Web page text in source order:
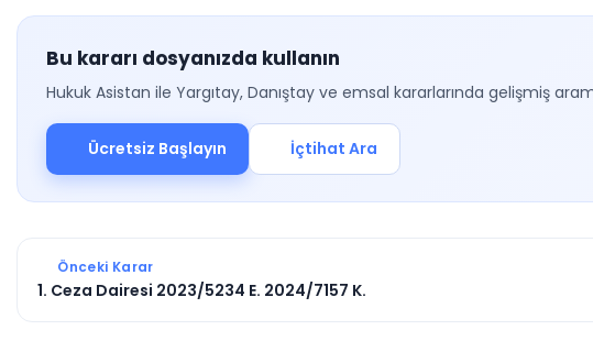
Bu kararı dosyanızda kullanın
Hukuk Asistan ile Yargıtay, Danıştay ve emsal kararlarında gelişmiş
Ücretsiz Başlayın İçtihat Ara
Önceki Karar
1. Ceza Dairesi 2023/5234 E. 2024/7157 K.